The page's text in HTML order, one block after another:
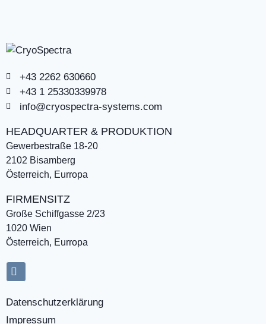
+43 2262 630660
+43 1 25330339978
info@cryospectra-systems.com
HEADQUARTER & PRODUKTION
Gewerbestraße 18-20
2102 Bisamberg
Österreich, Eurropa
FIRMENSITZ
Große Schiffgasse 2/23
1020 Wien
Österreich, Eurropa
Datenschutzerklärung
Impressum